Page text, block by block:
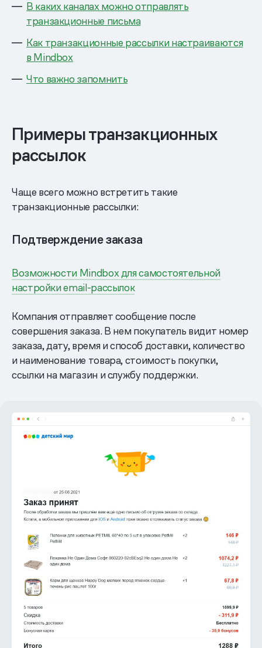
В каких каналах можно отправлять
транзакционные письма
Как транзакционные рассылки настраиваются
в Mindbox
Что важно запомнить
Примеры транзакционных
рассылок
Чаще всего можно встретить такие
транзакционные рассылки:
Подтверждение заказа
Возможности Mindbox для самостоятельной
настройки email-рассылок
Компания отправляет сообщение после
совершения заказа. В нем покупатель видит номер
заказа, дату, время и способ доставки, количество
и наименование товара, стоимость покупки,
ссылки на магазин и службу поддержки.